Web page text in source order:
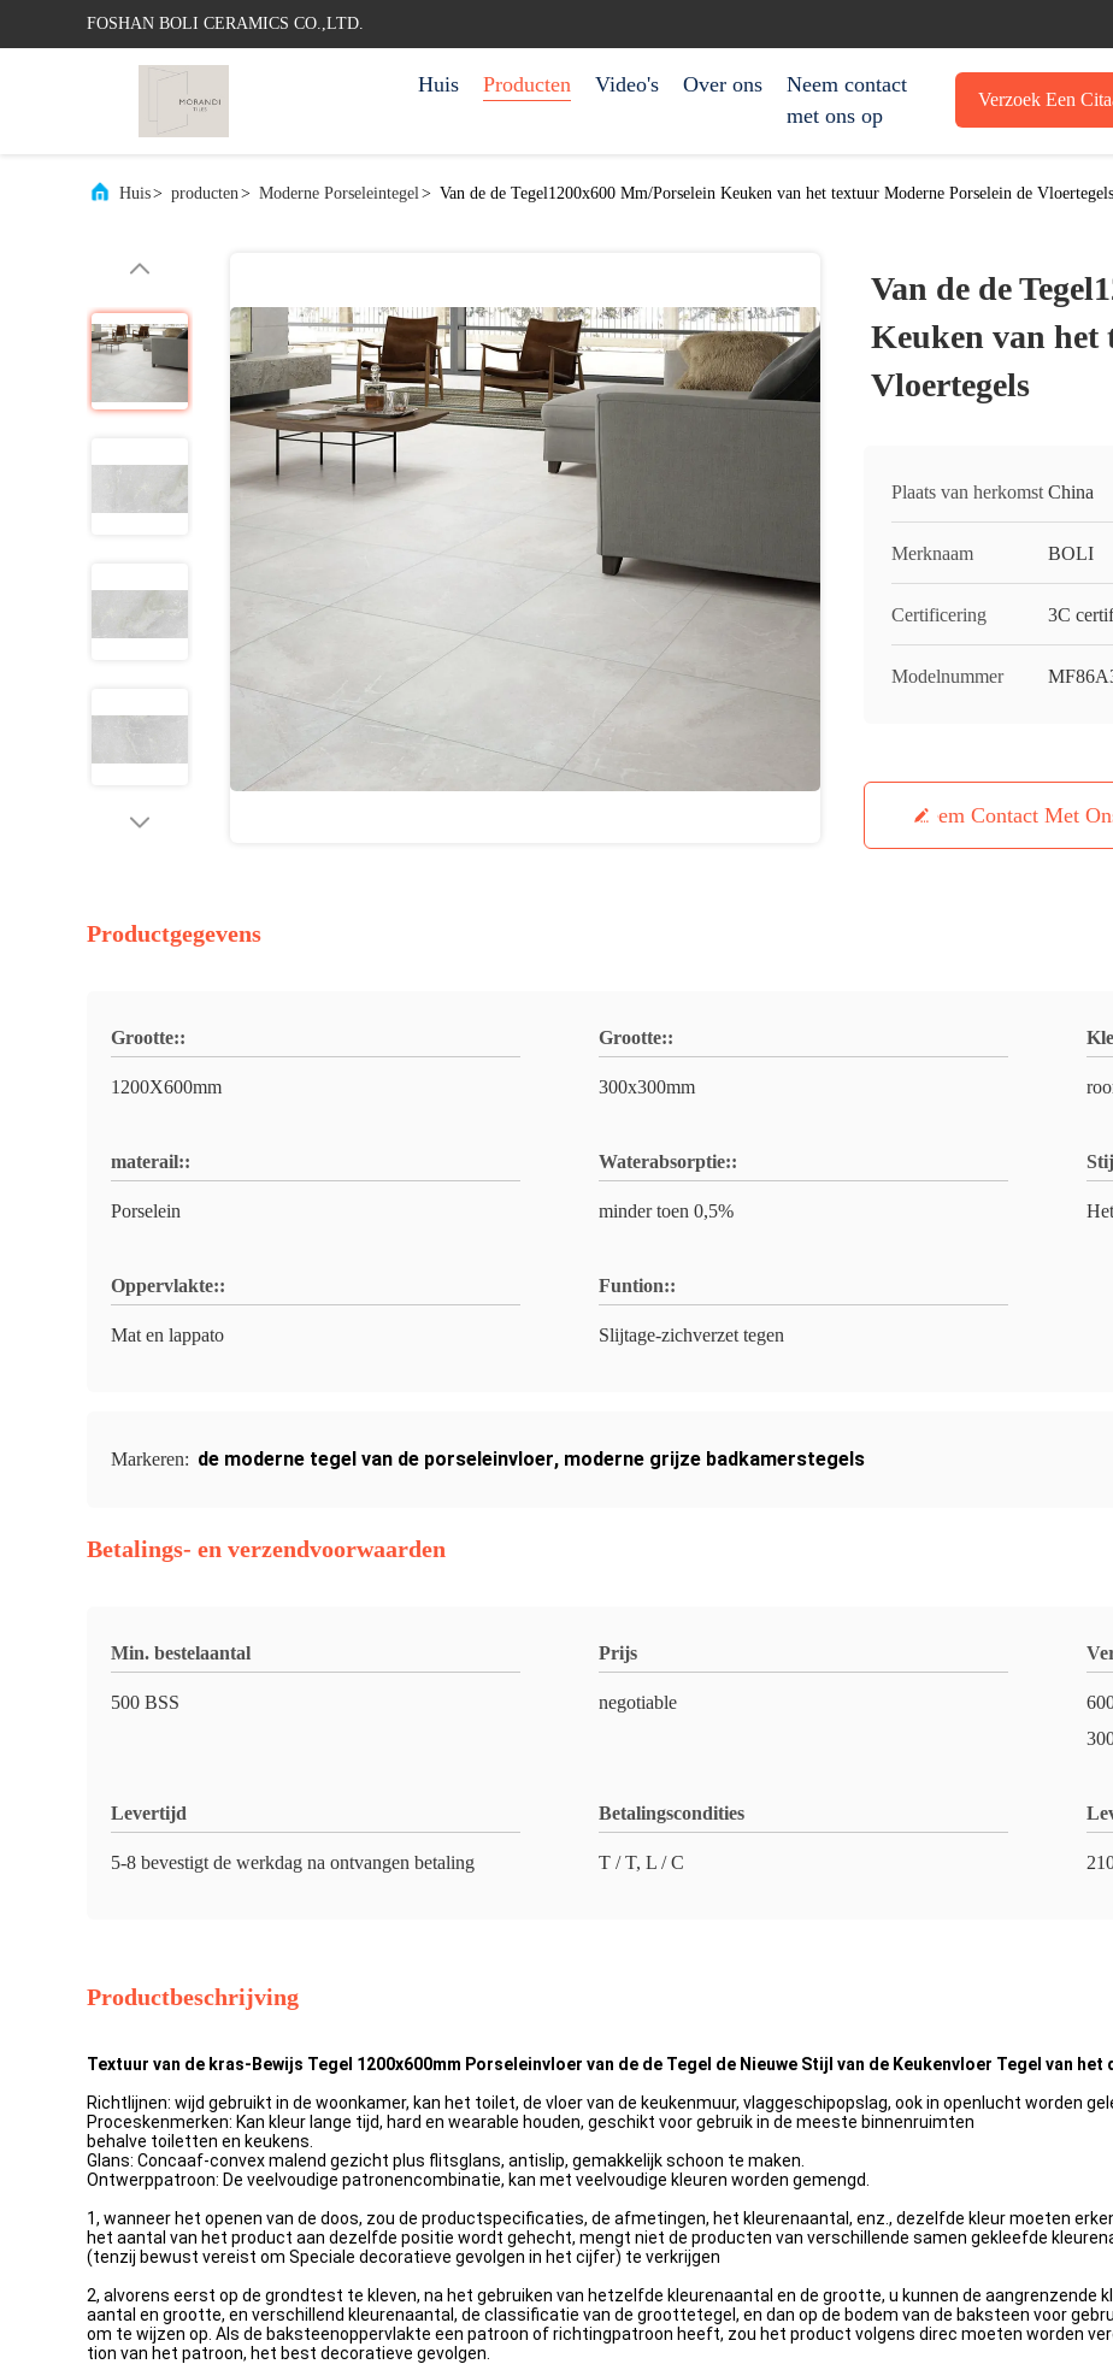
FOSHAN BOLI CERAMICS CO.,LTD.
Huis Producten Video's Over ons
Neem contact
met ons op
Verzoek Een
Huis> producten> Moderne Porseleintegel> Van de de Tegel1200x600 Mm/Porselein Keuken van het textuur Moderne Porselein de Vloertegels
Van de de
Keuken van het
Vloertegels
Plaats van herkomst China
Merknaam BOLI
Certificering 3C
Modelnummer
Neem Contact Met
Productgegevens
Grootte::
1200X600mm
Grootte::
300x300mm
materail::
Porselein
Waterabsorptie::
minder toen 0,5%
Oppervlakte::
Mat en lappato
Funtion::
Slijtage-zichverzet tegen
Markeren: de moderne tegel van de porseleinvloer, moderne grijze badkamerstegels
Betalings- en verzendvoorwaarden
Min. bestelaantal
500 BSS
Prijs
negotiable
Levertijd
5-8 bevestigt de werkdag na ontvangen betaling
Betalingscondities
T / T, L / C
Productbeschrijving
Textuur van de kras-Bewijs Tegel 1200x600mm Porseleinvloer van de de Tegel de Nieuwe Stijl van de Keukenvloer Tegel van het
Richtlijnen: wijd gebruikt in de woonkamer, kan het toilet, de vloer van de keukenmuur, vlaggeschipopslag, ook in openlucht worden
Proceskenmerken: Kan kleur lange tijd, hard en wearable houden, geschikt voor gebruik in de meeste binnenruimten
behalve toiletten en keukens.
Glans: Concaaf-convex malend gezicht plus flitsglans, antislip, gemakkelijk schoon te maken.
Ontwerppatroon: De veelvoudige patronencombinatie, kan met veelvoudige kleuren worden gemengd.
1, wanneer het openen van de doos, zou de productspecificaties, de afmetingen, het kleurenaantal, enz., dezelfde kleur moeten
het aantal van het product aan dezelfde positie wordt gehecht, mengt niet de producten van verschillende samen gekleefde
(tenzij bewust vereist om Speciale decoratieve gevolgen in het cijfer) te verkrijgen
2, alvorens eerst op de grondtest te kleven, na het gebruiken van hetzelfde kleurenaantal en de grootte, u kunnen de aangrenzende
aantal en grootte, en verschillend kleurenaantal, de classificatie van de groottetegel, en dan op de bodem van de baksteen voor
om te wijzen op. Als de baksteenoppervlakte een patroon of richtingpatroon heeft, zou het product volgens direc moeten worden
tion van het patroon, het best decoratieve gevolgen.